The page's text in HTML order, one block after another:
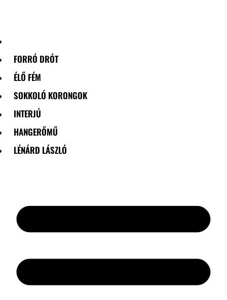
FORRÓ DRÓT
ÉLŐ FÉM
SOKKOLÓ KORONGOK
INTERJÚ
HANGERŐMŰ
LÉNÁRD LÁSZLÓ